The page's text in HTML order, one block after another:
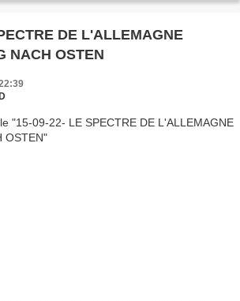
DE L'ALLEMAGNE
NACH OSTEN